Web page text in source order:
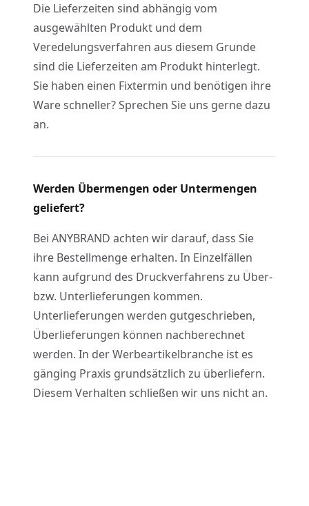
Die Lieferzeiten sind abhängig vom
ausgewählten Produkt und dem
Veredelungsverfahren aus diesem Grunde
sind die Lieferzeiten am Produkt hinterlegt.
Sie haben einen Fixtermin und benötigen ihre
Ware schneller? Sprechen Sie uns gerne dazu
an.
Werden Übermengen oder Untermengen
geliefert?
Bei ANYBRAND achten wir darauf, dass Sie
ihre Bestellmenge erhalten. In Einzelfällen
kann aufgrund des Druckverfahrens zu Über-
bzw. Unterlieferungen kommen.
Unterlieferungen werden gutgeschrieben,
Überlieferungen können nachberechnet
werden. In der Werbeartikelbranche ist es
gänging Praxis grundsätzlich zu überliefern.
Diesem Verhalten schließen wir uns nicht an.